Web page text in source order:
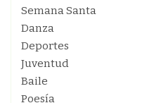
Semana Santa
Danza
Deportes
Juventud
Baile
Poesía